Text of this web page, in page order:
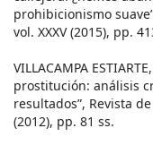
prohibicionismo
vol. XXXV (2015), pp.
VILLACAMPA
prostitución: análisis
resultados”, Revista
(2012), pp. 81 ss.